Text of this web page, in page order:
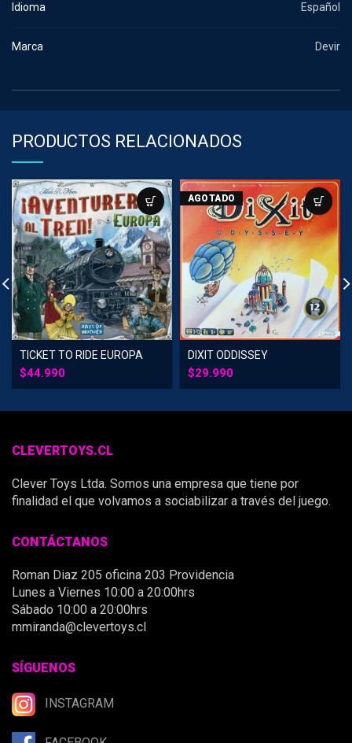
Idioma Español
Marca Devir
PRODUCTOS RELACIONADOS
TICKET TO RIDE EUROPA
$44.990
AGOTADO
DIXIT ODDISSEY
$29.990
CLEVERTOYS.CL
Clever Toys Ltda. Somos una empresa que tiene por
finalidad el que volvamos a sociabilizar a través del juego.
CONTÁCTANOS
Roman Diaz 205 oficina 203 Providencia
Lunes a Viernes 10:00 a 20:00hrs
Sábado 10:00 a 20:00hrs
mmiranda@clevertoys.cl
SÍGUENOS
INSTAGRAM